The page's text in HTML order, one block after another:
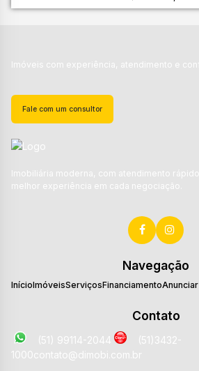
Imóveis com experiência, atendimento e
Fale com um consultor
Imobiliária moderna, com atendimento
melhor experiência em cada negociação.
Navegação
InícioImóveisServiçosFinanciamento
Contato
(51) 99114-2044
(51)3432-
1000contato@dimobi.com.br